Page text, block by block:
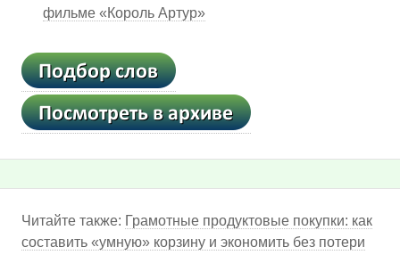
фильме «Король Артур»
Читайте также: Грамотные продуктовые покупки: как
составить «умную» корзину и экономить без потери